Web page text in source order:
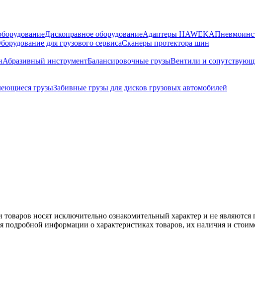
Дископравное оборудованиеАдаптеры HAWEKA
для грузового сервисаСканеры протектора шин
Абразивный инструментБалансировочные грузыВентили и
грузыЗабивные грузы для дисков грузовых автомобилей
носят исключительно ознакомительный характер и не
информации о характеристиках товаров, их наличия и